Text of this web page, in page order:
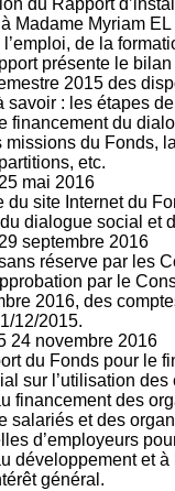
du Rapport
Madame Myriam
de la
présente le
2015 des
savoir : les étapes
financement du
missions du Fonds,
etc.
mai 2016
du site Internet du
dialogue social et
septembre 2016
réserve par les
par le
2016, des
12/2015.
24 novembre 2016
du Fonds pour le
sur l’utilisation des
financement des
salariés et des
d’employeurs
développement et à
général.